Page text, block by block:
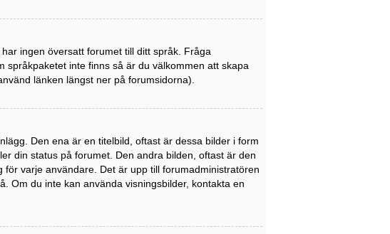
ingen översatt forumet till ditt språk. Fråga
inte finns så är du välkommen att skapa
länken längst ner på forumsidorna).
Den ena är en titelbild, oftast är dessa bilder i form
din status på forumet. Den andra bilden, oftast är den
varje användare. Det är upp till forumadministratören
Om du inte kan använda visningsbilder, kontakta en